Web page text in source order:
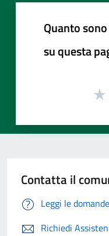
Quanto
su questa
Contatta il
Leggi le
Richiedi